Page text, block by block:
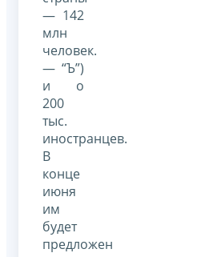
— 142
млн
человек.
— “Ъ”)
и о
200
тыс.
иностранцев.
В
конце
июня
им
будет
предложен